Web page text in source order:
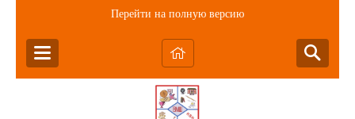
Перейти на полную версию